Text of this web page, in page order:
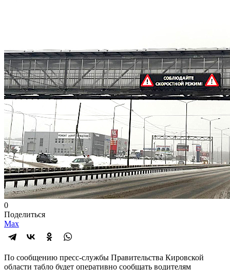
0
Поделиться
Max
По сообщению пресс-службы Правительства Кировской
области табло будет оперативно сообщать водителям